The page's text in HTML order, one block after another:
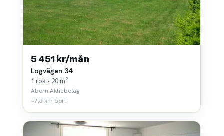
5 451 kr/mån
Logvägen 34
1 rok • 20 m²
Aborn Aktiebolag
~7,5 km bort